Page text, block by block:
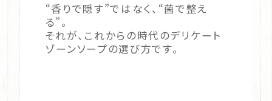
“香りで隠す”ではなく、“菌で整え
る”。
それが、これからの時代のデリケート
ゾーンソープの選び方です。